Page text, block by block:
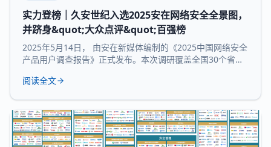
实力登榜｜久安世纪入选2025安在网络安全全景图，
并跻身&quot;大众点评&quot;百强榜
2025年5月14日， 由安在新媒体编制的《2025中国网络安全
产品用户调查报告》正式发布。本次调研覆盖全国30个省市
品用户大众点评全景图”“中国网络安全百强榜”等核心内容，
大核心领域：数据与隐私安全、业务与应用安全、信创产
品、安全服务、通用网
阅读全文